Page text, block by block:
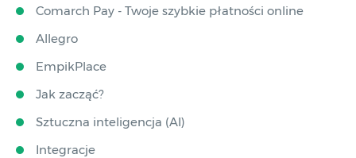
Comarch Pay - Twoje szybkie płatności online
Allegro
EmpikPlace
Jak zacząć?
Sztuczna inteligencja (AI)
Integracje